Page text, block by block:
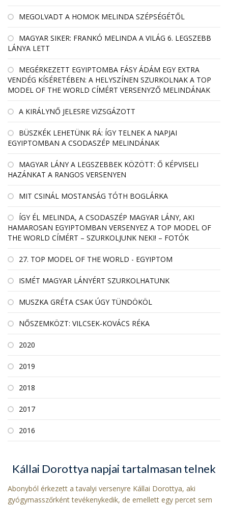
MEGOLVADT A HOMOK MELINDA SZÉPSÉGÉTŐL
MAGYAR SIKER: FRANKÓ MELINDA A VILÁG 6. LEGSZEBB
LÁNYA LETT
MEGÉRKEZETT EGYIPTOMBA FÁSY ÁDÁM EGY EXTRA
VENDÉG KÍSÉRETÉBEN: A HELYSZÍNEN SZURKOLNAK A TOP
MODEL OF THE WORLD CÍMÉRT VERSENYZŐ MELINDÁNAK
A KIRÁLYNŐ JELESRE VIZSGÁZOTT
BÜSZKÉK LEHETÜNK RÁ: ÍGY TELNEK A NAPJAI
EGYIPTOMBAN A CSODASZÉP MELINDÁNAK
MAGYAR LÁNY A LEGSZEBBEK KÖZÖTT: Ő KÉPVISELI
HAZÁNKAT A RANGOS VERSENYEN
MIT CSINÁL MOSTANSÁG TÓTH BOGLÁRKA
ÍGY ÉL MELINDA, A CSODASZÉP MAGYAR LÁNY, AKI
HAMAROSAN EGYIPTOMBAN VERSENYEZ A TOP MODEL OF
THE WORLD CÍMÉRT – SZURKOLJUNK NEKI! – FOTÓK
27. TOP MODEL OF THE WORLD - EGYIPTOM
ISMÉT MAGYAR LÁNYÉRT SZURKOLHATUNK
MUSZKA GRÉTA CSAK ÚGY TÜNDÖKÖL
NŐSZEMKÖZT: VILCSEK-KOVÁCS RÉKA
2020
2019
2018
2017
2016
Kállai Dorottya napjai tartalmasan telnek
Abonyból érkezett a tavalyi versenyre Kállai Dorottya, aki
gyógymasszőrként tevékenykedik, de emellett egy percet sem